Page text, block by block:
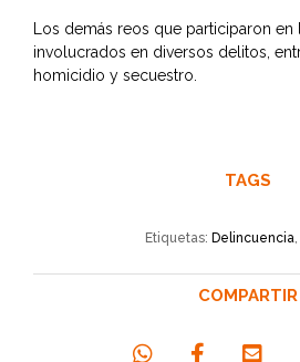
Los demás reos que participaron en
involucrados en diversos delitos,
homicidio y secuestro.
TAGS
Etiquetas: Delincuencia,
COMPARTIR